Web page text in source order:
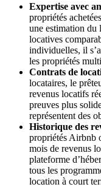
Expertise avec
propriétés
une estimation du
locatives
individuelles, il
les propriétés
Contrats de
locataires, le
revenus locatifs
preuves plus
représentent des
Historique des
propriétés Airbnb
mois de revenus
plateforme
tous les
location à court